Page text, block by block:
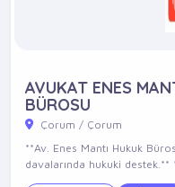
AVUKAT ENES
BÜROSU
Çorum / Çorum
**Av. Enes Mantı Hukuk
davalarında hukuki